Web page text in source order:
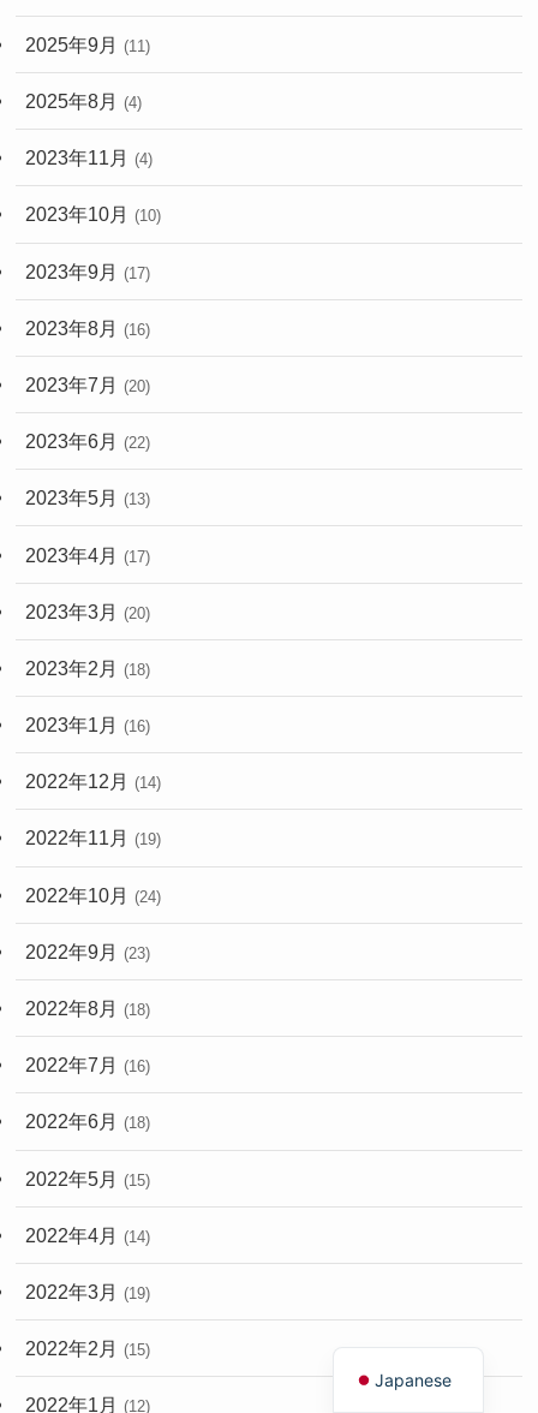
2025年9月 (11)
2025年8月 (4)
2023年11月 (4)
2023年10月 (10)
2023年9月 (17)
2023年8月 (16)
2023年7月 (20)
2023年6月 (22)
2023年5月 (13)
2023年4月 (17)
2023年3月 (20)
2023年2月 (18)
2023年1月 (16)
2022年12月 (14)
2022年11月 (19)
2022年10月 (24)
2022年9月 (23)
2022年8月 (18)
2022年7月 (16)
2022年6月 (18)
2022年5月 (15)
2022年4月 (14)
2022年3月 (19)
2022年2月 (15)
2022年1月 (12)
Japanese